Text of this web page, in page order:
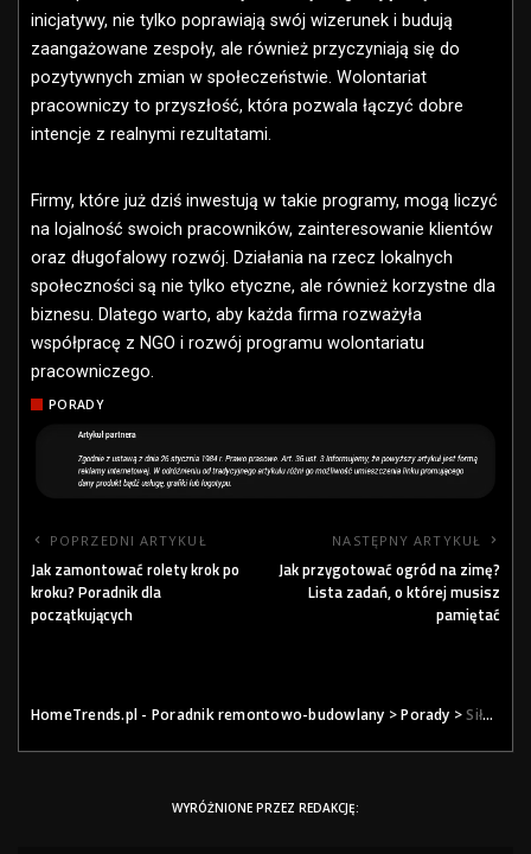
inicjatywy, nie tylko poprawiają swój wizerunek i budują
zaangażowane zespoły, ale również przyczyniają się do
pozytywnych zmian w społeczeństwie. Wolontariat
pracowniczy to przyszłość, która pozwala łączyć dobre
intencje z realnymi rezultatami.
Firmy, które już dziś inwestują w takie programy, mogą liczyć
na lojalność swoich pracowników, zainteresowanie klientów
oraz długofalowy rozwój. Działania na rzecz lokalnych
społeczności są nie tylko etyczne, ale również korzystne dla
biznesu. Dlatego warto, aby każda firma rozważyła
współpracę z NGO i rozwój programu wolontariatu
pracowniczego.
PORADY
POPRZEDNI ARTYKUŁ
Jak zamontować rolety krok po
kroku? Poradnik dla
początkujących
NASTĘPNY ARTYKUŁ
Jak przygotować ogród na zimę?
Lista zadań, o której musisz
pamiętać
HomeTrends.pl - Poradnik remontowo-budowlany >Porady >Siła wolontariatu pracowniczego: korzyści dla firm i społeczeństwa
WYRÓŻNIONE PRZEZ REDAKCJĘ: